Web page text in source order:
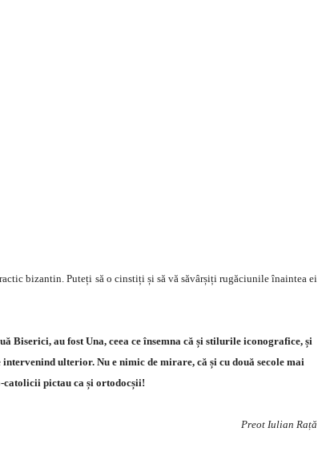
bizantin. Puteți să o cinstiți și să vă săvârșiți rugăciunile înaintea ei
Biserici, au fost Una, ceea ce însemna că și stilurile iconografice, și
ulterior. Nu e nimic de mirare, că și cu două secole mai
catolicii pictau ca și ortodocșii!
Preot Iulian Rață